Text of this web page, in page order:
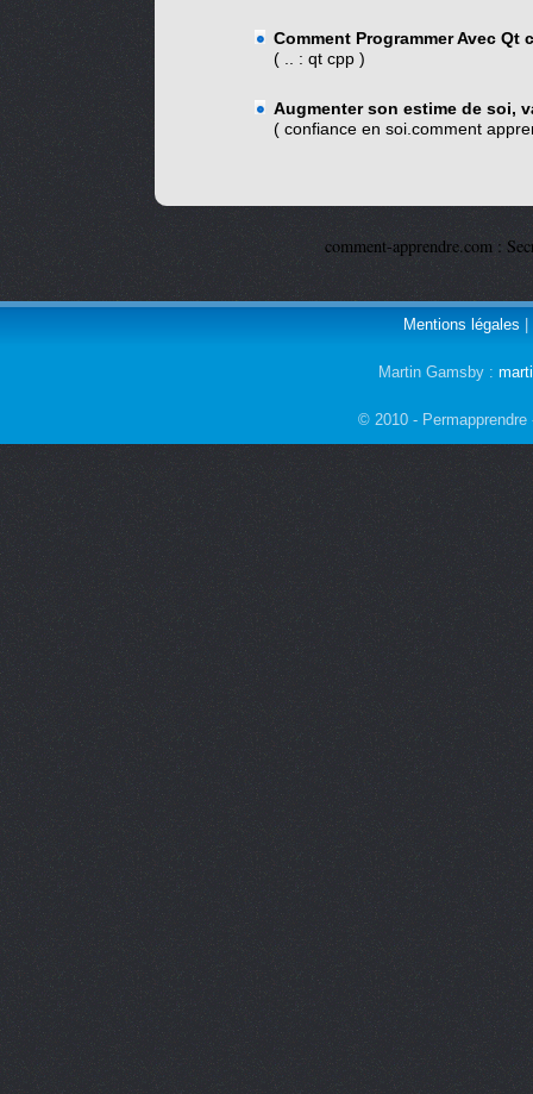
Comment Programmer Avec Qt
( .. : qt cpp )
Augmenter son estime de soi,
( confiance en soi.comment
comment-apprendre.com :
Mentions légales |
Martin Gamsby : mart
© 2010 -